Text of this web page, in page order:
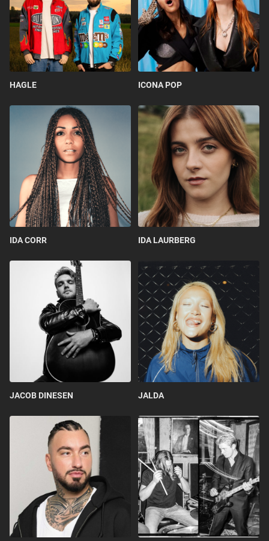
HAGLE ICONA POP
IDA CORR IDA LAURBERG
JACOB DINESEN JALDA